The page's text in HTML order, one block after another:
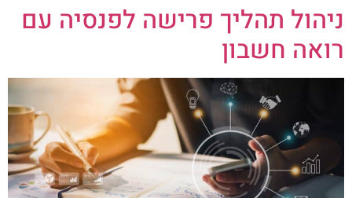
ניהול תהליך פרישה לפנסיה עם
רואה חשבון